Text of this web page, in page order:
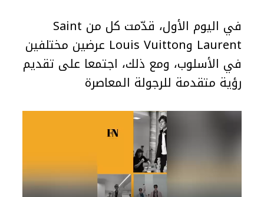
في اليوم الأول، قدّمت كل من Saint
Laurent وLouis Vuitton عرضين مختلفين
في الأسلوب، ومع ذلك، اجتمعا على تقديم
رؤية متقدمة للرجولة المعاصرة